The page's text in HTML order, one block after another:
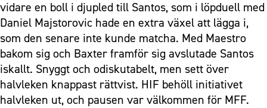
vidare en boll i djupled till Santos, som i löpduell med
Daniel Majstorovic hade en extra växel att lägga i,
som den senare inte kunde matcha. Med Maestro
bakom sig och Baxter framför sig avslutade Santos
iskallt. Snyggt och odiskutabelt, men sett över
halvleken knappast rättvist. HIF behöll initiativet
halvleken ut, och pausen var välkommen för MFF.